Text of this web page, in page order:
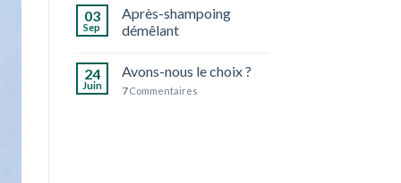
un
écoresponsables
03
Sep
Après-shampoing
démêlant
24
Juin
Avons-nous le choix ?
7Commentaires